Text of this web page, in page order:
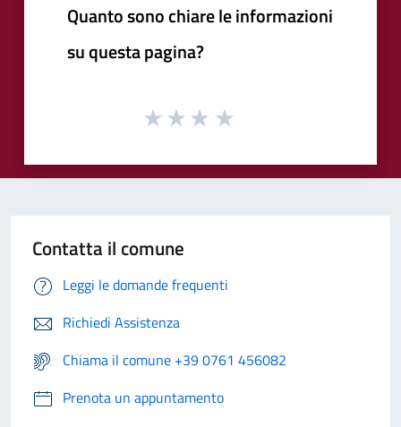
Quanto sono chiare le informazioni
su questa pagina?
Contatta il comune
Leggi le domande frequenti
Richiedi Assistenza
Chiama il comune +39 0761 456082
Prenota un appuntamento